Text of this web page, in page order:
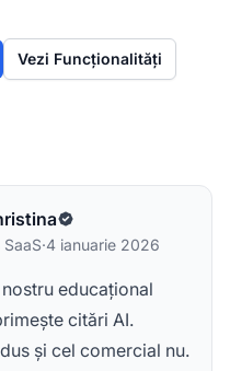
Vezi Funcționalități
·4 ianuarie 2026
educațional
citări AI.
și cel comercial nu.